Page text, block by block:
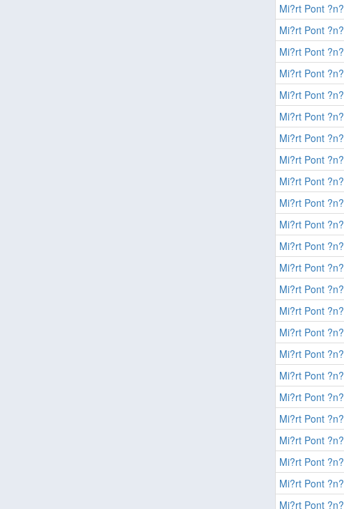
Mi?rt Pont ?n?
Mi?rt Pont ?n?
Mi?rt Pont ?n?
Mi?rt Pont ?n?
Mi?rt Pont ?n?
Mi?rt Pont ?n?
Mi?rt Pont ?n?
Mi?rt Pont ?n?
Mi?rt Pont ?n?
Mi?rt Pont ?n?
Mi?rt Pont ?n?
Mi?rt Pont ?n?
Mi?rt Pont ?n?
Mi?rt Pont ?n?
Mi?rt Pont ?n?
Mi?rt Pont ?n?
Mi?rt Pont ?n?
Mi?rt Pont ?n?
Mi?rt Pont ?n?
Mi?rt Pont ?n?
Mi?rt Pont ?n?
Mi?rt Pont ?n?
Mi?rt Pont ?n?
Mi?rt Pont ?n?